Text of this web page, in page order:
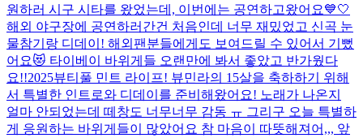
원하러 시구 시타를 왔었는데, 이번에는 공연하고왔어요💙🤍
해외 야구장에 공연하러간건 처음인데 너무 재밌었고 신곡 눈
물참기랑 디데이! 해외팬분들에게도 보여드릴 수 있어서 기뻤
어요😻 타이베이 바위게들 오랜만에 봐서 좋았고 반가웠다
요!!2025뷰티풀 민트 라이프! 뷰민라의 15살을 축하하기 위해
서 특별한 인트로와 디데이를 준비해왔어요! 노래가 나온지
얼마 안되었는데 떼창도 너무너무 감동 ㅠ 그리구 오늘 특별하
게 응원하는 바위게들이 많았어요 참 마음이 따뜻해져어,,, 앞